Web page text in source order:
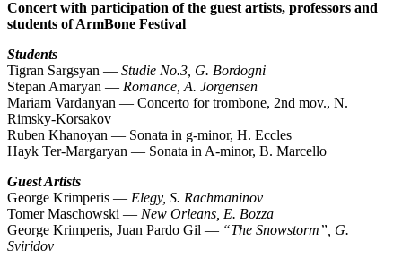
Concert with participation of the guest artists, professors and
students of ArmBone Festival
Students
Tigran Sargsyan — Studie No.3, G. Bordogni
Stepan Amaryan — Romance, A. Jorgensen
Mariam Vardanyan — Concerto for trombone, 2nd mov., N.
Rimsky-Korsakov
Ruben Khanoyan — Sonata in g-minor, H. Eccles
Hayk Ter-Margaryan — Sonata in A-minor, B. Marcello
Guest Artists
George Krimperis — Elegy, S. Rachmaninov
Tomer Maschowski — New Orleans, E. Bozza
George Krimperis, Juan Pardo Gil — “The Snowstorm”, G.
Sviridov